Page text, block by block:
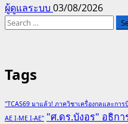
ผู้ดูแลระบบ 03/08/2026
Search
Tags
"TCAS69 มาแล้ว! ภาควิชาเครื่องกลและกา
AE I-ME I-AE" "ศ.ดร.บังอร" อธิก